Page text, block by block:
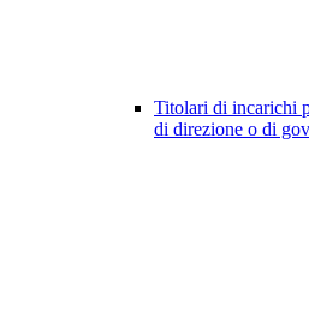
Titolari di incarichi
di direzione o di